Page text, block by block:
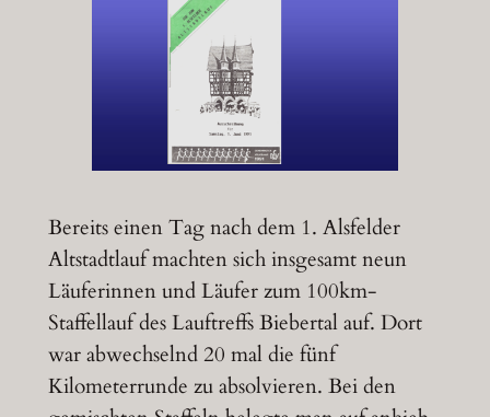
Bereits einen Tag nach dem 1. Alsfelder
Altstadtlauf machten sich insgesamt neun
Läuferinnen und Läufer zum 100km-
Staffellauf des Lauftreffs Biebertal auf. Dort
war abwechselnd 20 mal die fünf
Kilometerrunde zu absolvieren. Bei den